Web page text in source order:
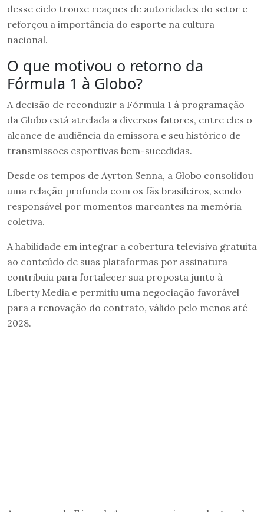
desse ciclo trouxe reações de autoridades do setor e
reforçou a importância do esporte na cultura
nacional.
O que motivou o retorno da
Fórmula 1 à Globo?
A decisão de reconduzir a Fórmula 1 à programação
da Globo está atrelada a diversos fatores, entre eles o
alcance de audiência da emissora e seu histórico de
transmissões esportivas bem-sucedidas.
Desde os tempos de Ayrton Senna, a Globo consolidou
uma relação profunda com os fãs brasileiros, sendo
responsável por momentos marcantes na memória
coletiva.
A habilidade em integrar a cobertura televisiva gratuita
ao conteúdo de suas plataformas por assinatura
contribuiu para fortalecer sua proposta junto à
Liberty Media e permitiu uma negociação favorável
para a renovação do contrato, válido pelo menos até
2028.